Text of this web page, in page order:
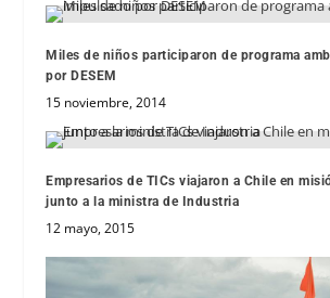
Miles de niños participaron de programa
por DESEM
15 noviembre, 2014
Empresarios de TICs viajaron a Chile en
junto a la ministra de Industria
12 mayo, 2015